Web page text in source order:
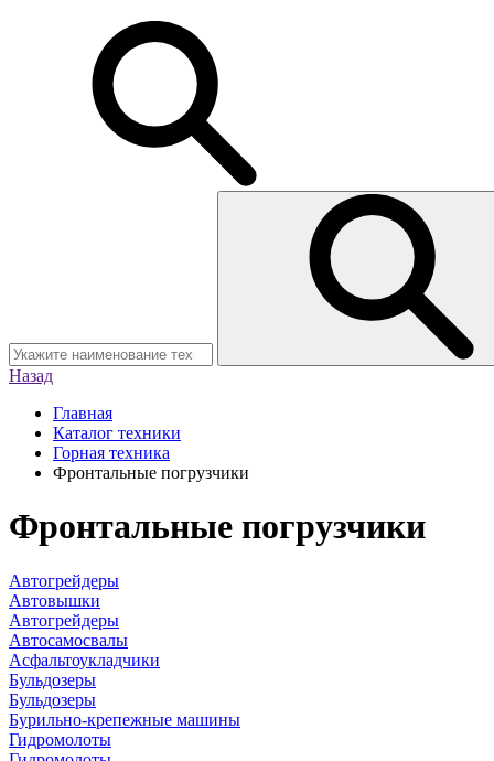
Назад
Главная
Каталог техники
Горная техника
Фронтальные погрузчики
Фронтальные погрузчики
Автогрейдеры
Автовышки
Автогрейдеры
Автосамосвалы
Асфальтоукладчики
Бульдозеры
Бульдозеры
Бурильно-крепежные машины
Гидромолоты